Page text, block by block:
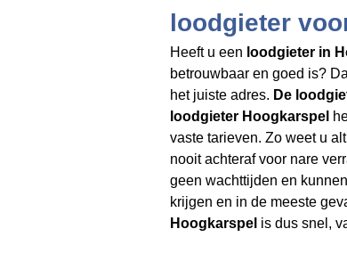
loodgieter
Heeft u een loodgieter in
betrouwbaar en goed is?
het juiste adres. De
loodgieter Hoogkarspel
vaste tarieven. Zo weet u
nooit achteraf voor nare
geen wachttijden en
krijgen en in de meeste
Hoogkarspel is dus snel,